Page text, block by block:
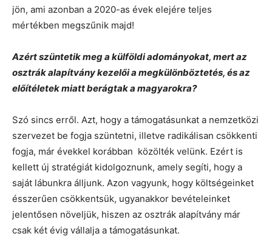
jön, ami azonban a 2020-as évek elejére teljes
mértékben megszűnik majd!
Azért szüntetik meg a külföldi adományokat, mert az
osztrák alapítvány kezelői a megkülönböztetés, és az
előítéletek miatt berágtak a magyarokra?
Szó sincs erről. Azt, hogy a támogatásunkat a nemzetközi
szervezet be fogja szüntetni, illetve radikálisan csökkenti
fogja, már évekkel korábban közölték velünk. Ezért is
kellett új stratégiát kidolgoznunk, amely segíti, hogy a
saját lábunkra álljunk. Azon vagyunk, hogy költségeinket
ésszerűen csökkentsük, ugyanakkor bevételeinket
jelentősen növeljük, hiszen az osztrák alapítvány már
csak két évig vállalja a támogatásunkat.